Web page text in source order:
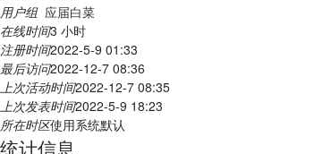
用户组 应届白菜
在线时间3 小时
注册时间2022-5-9 01:33
最后访问2022-12-7 08:36
上次活动时间2022-12-7 08:35
上次发表时间2022-5-9 18:23
所在时区使用系统默认
统计信息